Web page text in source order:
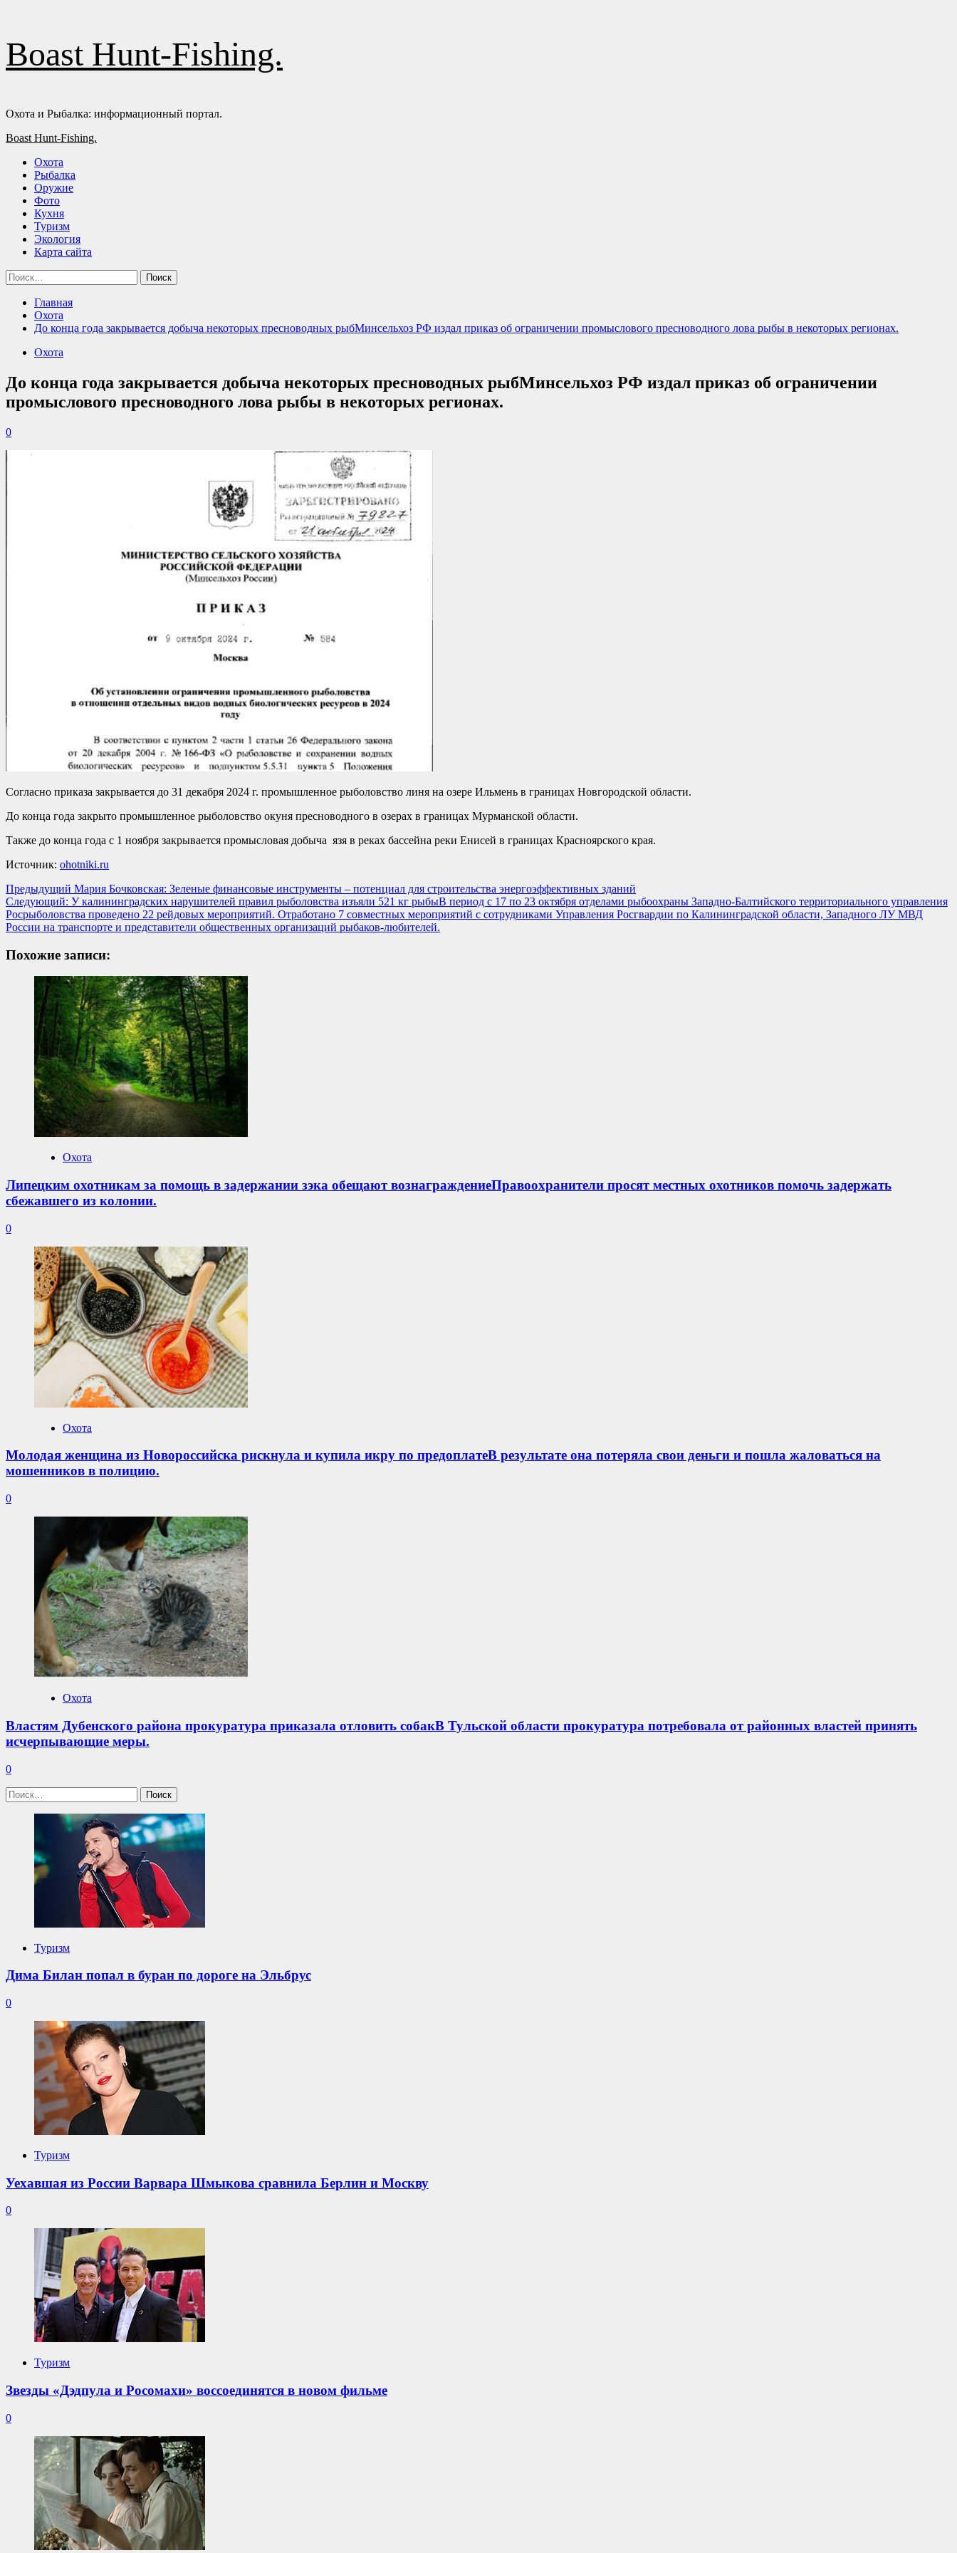
содержимому
Boast Hunt-Fishing.
Охота и Рыбалка: информационный портал.
Основное
Boast Hunt-Fishing.
Охота
Рыбалка
Оружие
Фото
Кухня
Туризм
Экология
Карта сайта
Найти:
Главная
Охота
До конца года закрывается добыча некоторых пресноводных рыбМинсельхоз РФ издал приказ об ограничении промыслового пресноводного лова рыбы в некоторых регионах.
Охота
До конца года закрывается добыча некоторых пресноводных рыбМинсельхоз РФ издал приказ об ограничении
промыслового пресноводного лова рыбы в некоторых регионах.
0
Согласно приказа закрывается до 31 декабря 2024 г. промышленное рыболовство линя на озере Ильмень в границах Новгородской области.
До конца года закрыто промышленное рыболовство окуня пресноводного в озерах в границах Мурманской области.
Также до конца года с 1 ноября закрывается промысловая добыча язя в реках бассейна реки Енисей в границах Красноярского края.
Источник: ohotniki.ru
Навигация
записи
Предыдущий Мария Бочковская: Зеленые финансовые инструменты – потенциал для строительства энергоэффективных зданий
Следующий: У калининградских нарушителей правил рыболовства изъяли 521 кг рыбыВ период с 17 по 23 октября отделами рыбоохраны Западно-Балтийского территориального управления
Росрыболовства проведено 22 рейдовых мероприятий. Отработано 7 совместных мероприятий с сотрудниками Управления Росгвардии по Калининградской области, Западного ЛУ МВД
России на транспорте и представители общественных организаций рыбаков-любителей.
Похожие записи:
Охота
Липецким охотникам за помощь в задержании зэка обещают вознаграждениеПравоохранители просят местных охотников помочь задержать
сбежавшего из колонии.
0
Охота
Молодая женщина из Новороссийска рискнула и купила икру по предоплатеВ результате она потеряла свои деньги и пошла жаловаться на
мошенников в полицию.
0
Охота
Властям Дубенского района прокуратура приказала отловить собакВ Тульской области прокуратура потребовала от районных властей принять
исчерпывающие меры.
0
Найти:
Туризм
Дима Билан попал в буран по дороге на Эльбрус
0
Туризм
Уехавшая из России Варвара Шмыкова сравнила Берлин и Москву
0
Туризм
Звезды «Дэдпула и Росомахи» воссоединятся в новом фильме
0